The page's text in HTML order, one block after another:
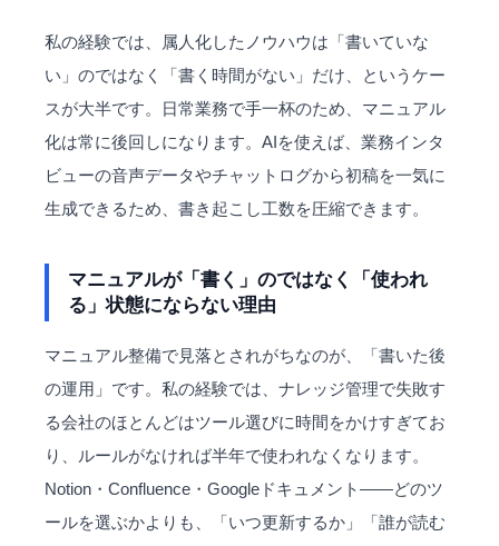
私の経験では、属人化した ノウハウは「書いていな
い」のではなく「書く時間がない」だけ、というケー
スが大半です。日常業務で手一杯のため、マニュアル
化は常に後回しになります。AIを使えば、業務インタ
ビューの音声データやチャットログから初稿を一気に
生成できるため、書き起こし工数を圧縮できます。
マニュアルが「書く」のではなく「使われ
る」状態にならない理由
マニュアル整備で見落とされがちなのが、「書いた後
の運用」です。私の経験では、ナレッジ管理で失敗す
る会社のほとんどはツール選びに時間をかけすぎてお
り、ルールがなければ半年で使われなくなります。
Notion・Confluence・Googleドキュメント——どのツ
ールを選ぶかよりも、「いつ更新するか」「誰が読む